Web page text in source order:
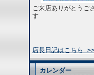
ご来店ありがとうご
す
店長日記はこちら
カレンダー